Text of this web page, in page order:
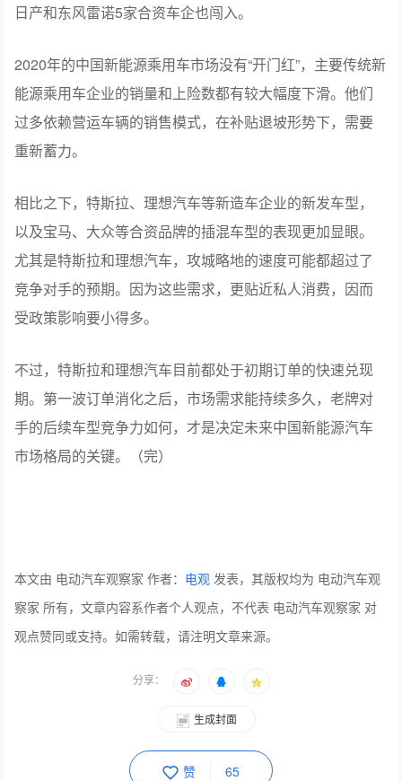
日产和东风雷诺5家合资车企也闯入。
2020年的中国新能源乘用车市场没有“开门红”，主要传统新
能源乘用车企业的销量和上险数都有较大幅度下滑。他们
过多依赖营运车辆的销售模式，在补贴退坡形势下，需要
重新蓄力。
相比之下，特斯拉、理想汽车等新造车企业的新发车型，
以及宝马、大众等合资品牌的插混车型的表现更加显眼。
尤其是特斯拉和理想汽车，攻城略地的速度可能都超过了
竞争对手的预期。因为这些需求，更贴近私人消费，因而
受政策影响要小得多。
不过，特斯拉和理想汽车目前都处于初期订单的快速兑现
期。第一波订单消化之后，市场需求能持续多久，老牌对
手的后续车型竞争力如何，才是决定未来中国新能源汽车
市场格局的关键。（完）
本文由 电动汽车观察家 作者： 电观 发表，其版权均为 电动汽车观
察家 所有，文章内容系作者个人观点，不代表 电动汽车观察家 对
观点赞同或支持。如需转载，请注明文章来源。
分享：
生成封面
赞 65